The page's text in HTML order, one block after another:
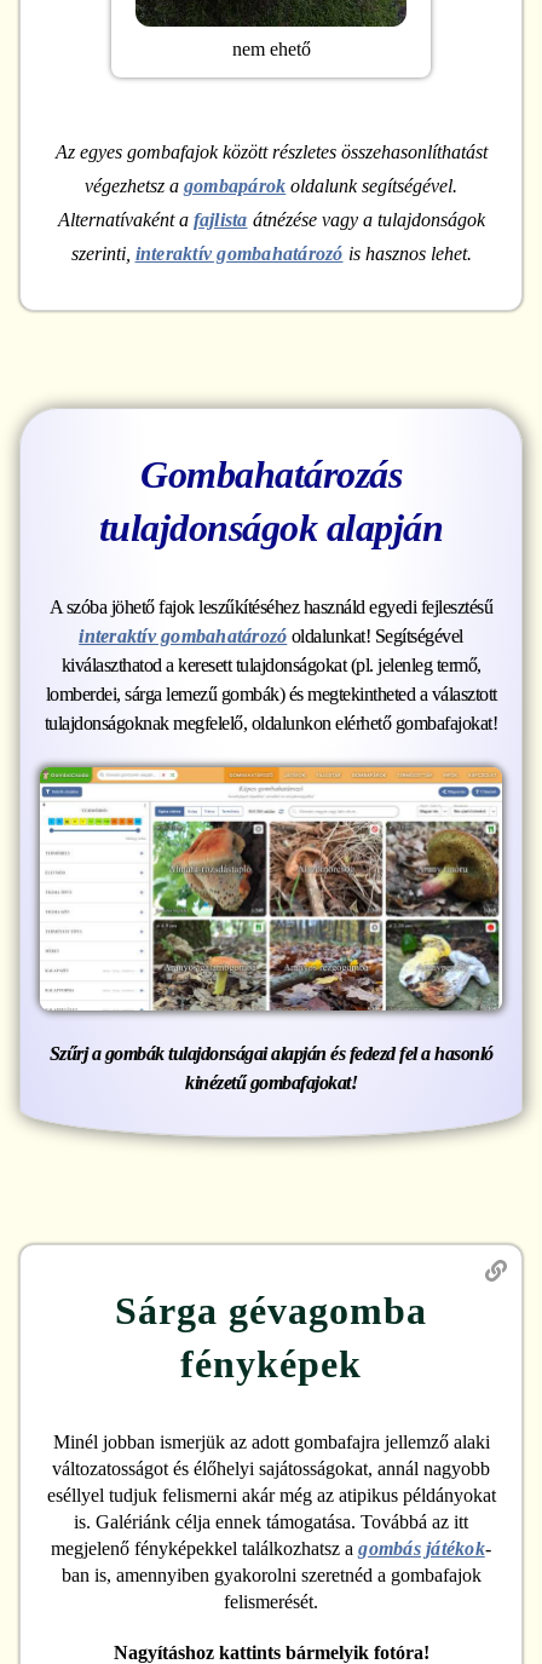
nem ehető
Az egyes gombafajok között részletes összehasonlíthatást
végezhetsz a gombapárok oldalunk segítségével.
Alternatívaként a fajlista átnézése vagy a tulajdonságok
szerinti, interaktív gombahatározó is hasznos lehet.
Gombahatározás
tulajdonságok alapján
A szóba jöhető fajok leszűkítéséhez használd egyedi fejlesztésű
interaktív gombahatározó oldalunkat! Segítségével
kiválaszthatod a keresett tulajdonságokat (pl. jelenleg termő,
lomberdei, sárga lemezű gombák) és megtekintheted a választott
tulajdonságoknak megfelelő, oldalunkon elérhető gombafajokat!
Szűrj a gombák tulajdonságai alapján és fedezd fel a hasonló
kinézetű gombafajokat!
Sárga gévagomba
fényképek
Minél jobban ismerjük az adott gombafajra jellemző alaki
változatosságot és élőhelyi sajátosságokat, annál nagyobb
eséllyel tudjuk felismerni akár még az atipikus példányokat
is. Galériánk célja ennek támogatása. Továbbá az itt
megjelenő fényképekkel találkozhatsz a gombás játékok-
ban is, amennyiben gyakorolni szeretnéd a gombafajok
felismerését.
Nagyításhoz kattints bármelyik fotóra!